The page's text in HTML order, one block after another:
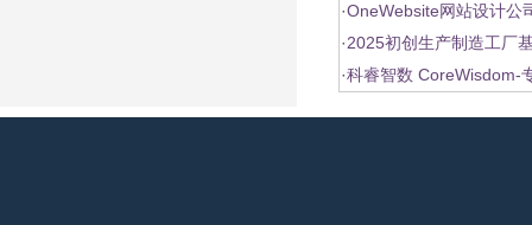
·OneWebsite网站设计公
·2025初创生产制造工厂
·科睿智数 CoreWisdom-